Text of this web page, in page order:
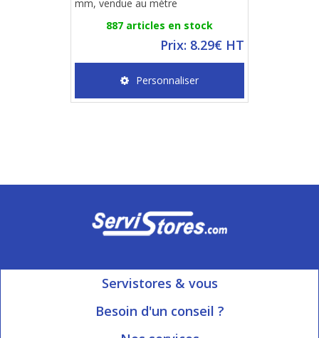
mm, vendue au mètre
887 articles en stock
Prix: 8.29€ HT
Personnaliser
Servistores & vous
Mon compte
Besoin d'un conseil ?
Ouvert du Lundi au Vendredi